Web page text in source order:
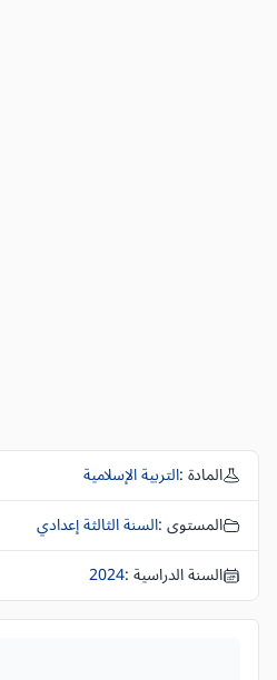
المادة :التربية الإسلامية
المستوى :السنة الثالثة إعدادي
السنة الدراسية :2024